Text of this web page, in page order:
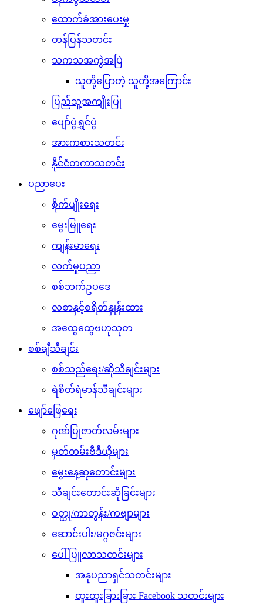
ထောက်ခံအားပေးမှု
တန်ပြန်သတင်း
သကသအကွဲအပြဲ
သူတို့ပြောတဲ့ သူတို့အကြောင်း
ပြည်သူ့အကျိုးပြု
ပျော်ပွဲရွှင်ပွဲ
အားကစားသတင်း
နိုင်ငံတကာသတင်း
ပညာပေး
စိုက်ပျိုးရေး
မွေးမြူရေး
ကျန်းမာရေး
လက်မှုပညာ
စစ်ဘက်ဥပဒေ
လစာနှင့်စရိတ်နှုန်းထား
အထွေထွေဗဟုသုတ
စစ်ချီသီချင်း
စစ်သည်ရေး/ဆိုသီချင်းများ
ရဲစိတ်ရဲမာန်သီချင်းများ
ဖျော်ဖြေရေး
ဂုဏ်ပြုဇာတ်လမ်းများ
မှတ်တမ်းဗီဒီယိုများ
မွေးနေ့ဆုတောင်းများ
သီချင်းတောင်းဆိုခြင်းများ
ဝတ္ထု/ကာတွန်း/ကဗျာများ
ဆောင်းပါး/မဂ္ဂဇင်းများ
ပေါ်ပြူလာသတင်းများ
အနုပညာရှင်သတင်းများ
ထူးထူးခြားခြား Facebook သတင်းများ